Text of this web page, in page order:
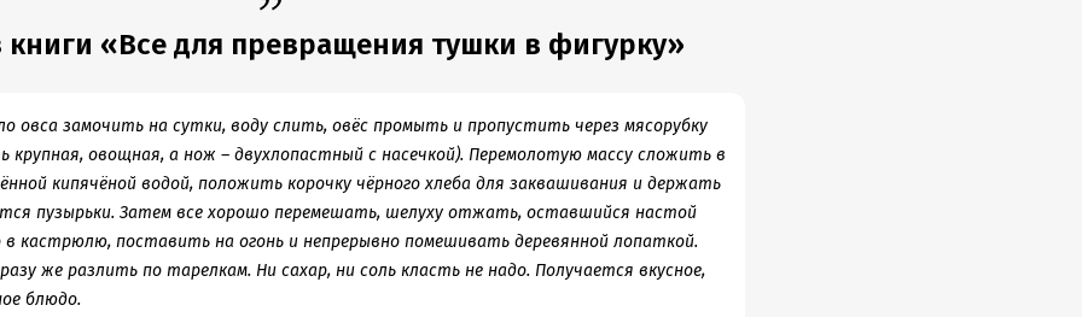
2020
книги «Все для превращения тушки в фигурку»
овса замочить на сутки, воду слить, овёс промыть и пропустить через мясорубку
овощная, а нож – двухлопастный с насечкой). Перемолотую массу сложить в
кипячёной водой, положить корочку чёрного хлеба для заквашивания и держать
пузырьки. Затем все хорошо перемешать, шелуху отжать, оставшийся настой
в кастрюлю, поставить на огонь и непрерывно помешивать деревянной лопаткой.
же разлить по тарелкам. Ни сахар, ни соль класть не надо. Получается вкусное,
блюдо.